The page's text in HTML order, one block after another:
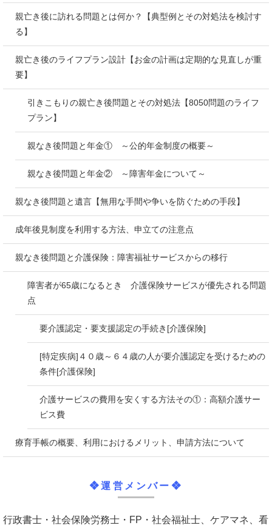
親亡き後に訪れる問題とは何か？【典型例とその対処法を検討す
る】
親亡き後のライフプラン設計【お金の計画は定期的な見直しが重
要】
引きこもりの親亡き後問題とその対処法【8050問題のライフ
プラン】
親なき後問題と年金① ～公的年金制度の概要～
親なき後問題と年金② ～障害年金について～
親なき後問題と遺言【無用な手間や争いを防ぐための手段】
成年後見制度を利用する方法、申立ての注意点
親なき後問題と介護保険：障害福祉サービスからの移行
障害者が65歳になるとき 介護保険サービスが優先される問題
点
要介護認定・要支援認定の手続き[介護保険]
[特定疾病]４０歳～６４歳の人が要介護認定を受けるための
条件[介護保険]
介護サービスの費用を安くする方法その①：高額介護サー
ビス費
療育手帳の概要、利用におけるメリット、申請方法について
❖運営メンバー❖
行政書士・社会保険労務士・FP・社会福祉士、ケアマネ、看